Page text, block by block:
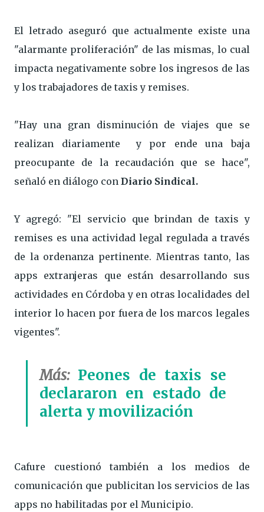
El letrado aseguró que actualmente existe una
"alarmante proliferación" de las mismas, lo cual
impacta negativamente sobre los ingresos de las
y los trabajadores de taxis y remises.
"Hay una gran disminución de viajes que se
realizan diariamente y por ende una baja
preocupante de la recaudación que se hace",
señaló en diálogo con Diario Sindical.
Y agregó: "El servicio que brindan de taxis y
remises es una actividad legal regulada a través
de la ordenanza pertinente. Mientras tanto, las
apps extranjeras que están desarrollando sus
actividades en Córdoba y en otras localidades del
interior lo hacen por fuera de los marcos legales
vigentes".
Más: Peones de taxis se
declararon en estado de
alerta y movilización
Cafure cuestionó también a los medios de
comunicación que publicitan los servicios de las
apps no habilitadas por el Municipio.